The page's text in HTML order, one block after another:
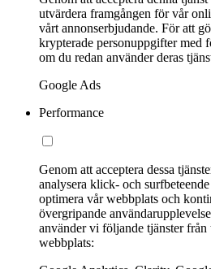
utvärdera framgången för vår
vårt annonserbjudande. För att
krypterade personuppgifter med
om du redan använder deras
Google Ads
Performance
Genom att acceptera dessa
analysera klick- och
optimera vår webbplats och
övergripande
använder vi följande tjänster från
webbplats: